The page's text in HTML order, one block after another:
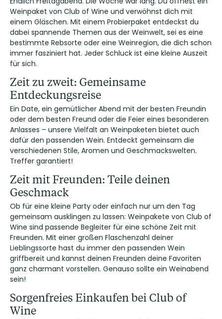
Weinpaket von Club of Wine und verwöhnst dich mit
einem Gläschen. Mit einem Probierpaket entdeckst du
dabei spannende Themen aus der Weinwelt, sei es eine
bestimmte Rebsorte oder eine Weinregion, die dich schon
immer fasziniert hat. Jeder Schluck ist eine kleine Auszeit
für sich.
Zeit zu zweit: Gemeinsame
Entdeckungsreise
Ein Date, ein gemütlicher Abend mit der besten Freundin
oder dem besten Freund oder die Feier eines besonderen
Anlasses – unsere Vielfalt an Weinpaketen bietet auch
dafür den passenden Wein. Entdeckt gemeinsam die
verschiedenen Stile, Aromen und Geschmackswelten.
Treffer garantiert!
Zeit mit Freunden: Teile deinen
Geschmack
Ob für eine kleine Party oder einfach nur um den Tag
gemeinsam ausklingen zu lassen: Weinpakete von Club of
Wine sind passende Begleiter für eine schöne Zeit mit
Freunden. Mit einer großen Flaschenzahl deiner
Lieblingssorte hast du immer den passenden Wein
griffbereit und kannst deinen Freunden deine Favoriten
ganz charmant vorstellen. Genauso sollte ein Weinabend
sein!
Sorgenfreies Einkaufen bei Club of
Wine